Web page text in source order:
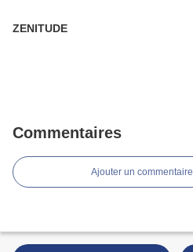
ZENITUDE
Commentaires
Ajouter un commentaire